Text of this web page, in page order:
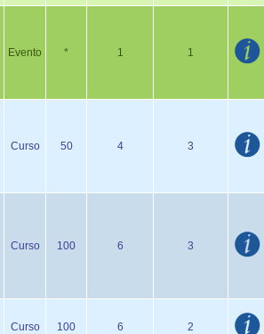
Evento * 1 1
Curso 50 4 3
Curso 100 6 3
Curso 100 6 2